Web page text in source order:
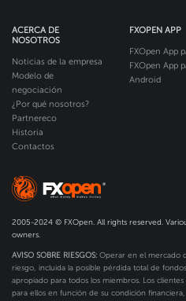
ACERCA DE
NOSOTROS
Noticias de la empresa
Modelo de
negociación
¿Por qué nosotros?
Partnereco
Historia
Contactos
FXOPEN APP
FXOpen App
FXOpen App
Android
2005-2024 © FXOpen. All rights reserved.
owners.
AVISO SOBRE RIESGOS: Operar en el mercado
riesgo, incluida la posible pérdida total de
apropiado para todos los miembros. Los
para ellos en función de su condición